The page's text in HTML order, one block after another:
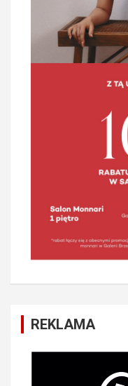
REKLAMA